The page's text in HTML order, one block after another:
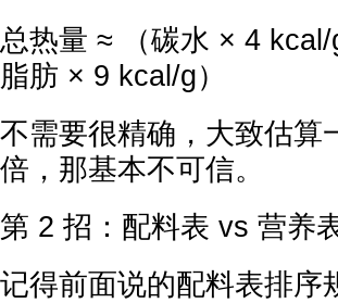
总热量 ≈ （碳水 × 4
脂肪 × 9 kcal/g）
不需要很精确，大致估算
倍，那基本不可信。
第 2 招：配料表 vs 营养
记得前面说的配料表排